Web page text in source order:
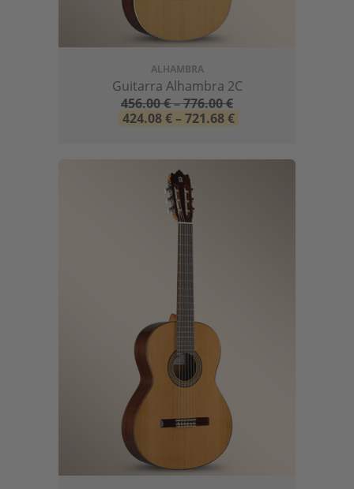
ALHAMBRA
Guitarra Alhambra 2C
456.00€–776.00€
424.08€ – 721.68€